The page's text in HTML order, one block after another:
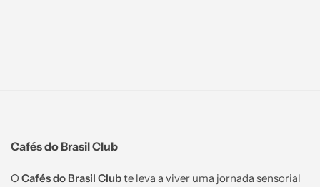
Cafés do Brasil Club
O Cafés do Brasil Clubte leva a viver uma jornada sensorial